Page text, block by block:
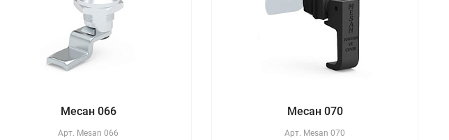
Месан 066
Арт. Mesan 066
Месан 070
Арт. Mesan 070